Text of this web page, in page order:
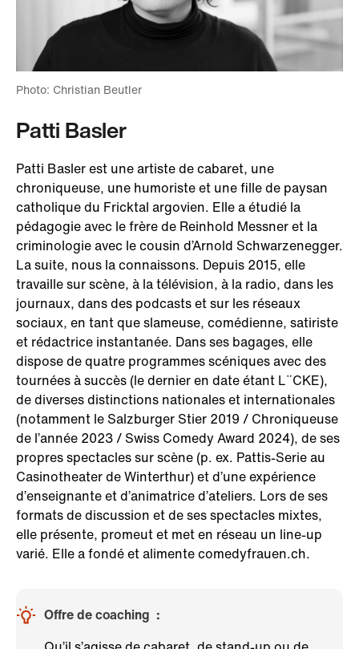
Photo: Christian Beutler
Patti Basler
Patti Basler est une artiste de cabaret, une
chroniqueuse, une humoriste et une fille de paysan
catholique du Fricktal argovien. Elle a étudié la
pédagogie avec le frère de Reinhold Messner et la
criminologie avec le cousin d’Arnold Schwarzenegger.
La suite, nous la connaissons. Depuis 2015, elle
travaille sur scène, à la télévision, à la radio, dans les
journaux, dans des podcasts et sur les réseaux
sociaux, en tant que slameuse, comédienne, satiriste
et rédactrice instantanée. Dans ses bagages, elle
dispose de quatre programmes scéniques avec des
tournées à succès (le dernier en date étant L¨CKE),
de diverses distinctions nationales et internationales
(notamment le Salzburger Stier 2019 / Chroniqueuse
de l’année 2023 / Swiss Comedy Award 2024), de ses
propres spectacles sur scène (p. ex. Pattis-Serie au
Casinotheater de Winterthur) et d’une expérience
d’enseignante et d’animatrice d’ateliers. Lors de ses
formats de discussion et de ses spectacles mixtes,
elle présente, promeut et met en réseau un line-up
varié. Elle a fondé et alimente comedyfrauen.ch.
Offre de coaching :